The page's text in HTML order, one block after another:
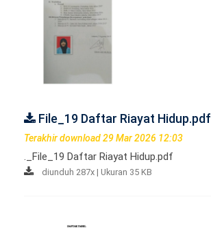
File_19 Daftar Riayat Hidup.pdf
Terakhir download 29 Mar 2026 12:03
._File_19 Daftar Riayat Hidup.pdf
diunduh 287x | Ukuran 35 KB